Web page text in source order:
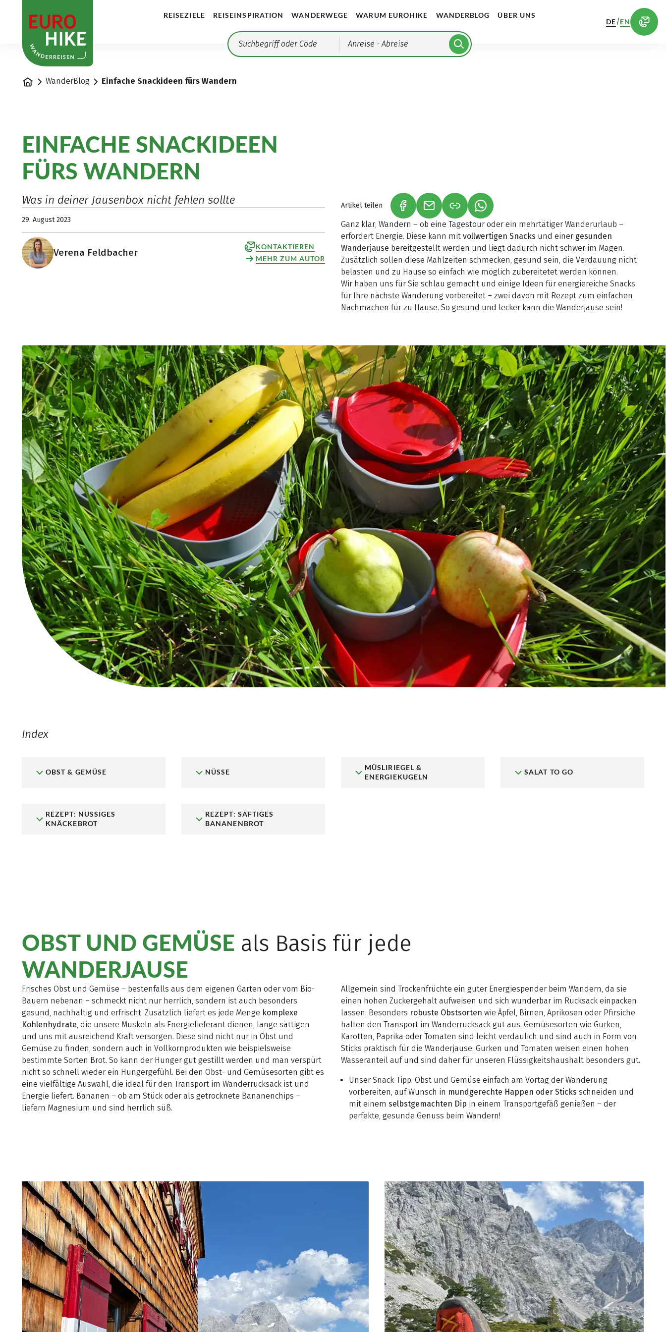
REISEZIELE REISEINSPIRATION WANDERWEGE WARUM EUROHIKE WANDERBLOG ÜBER UNS
Anreise - Abreise
DE/EN
StartseiteWanderBlog Einfache Snackideen fürs Wandern
EINFACHE SNACKIDEEN
FÜRS WANDERN
Was in deiner Jausenbox nicht fehlen sollte
29. August 2023
Verena Feldbacher
KONTAKTIEREN
MEHR ZUM AUTOR
Artikel teilen (LINK ÖFFNET IN NEUEM TAB)
(LINK ÖFFNET IN NEUEM TAB)
(LINK ÖFFNET IN NEUEM TAB)
Ganz klar, Wandern – ob eine Tagestour oder ein mehrtätiger Wanderurlaub –
erfordert Energie. Diese kann mit vollwertigen Snacks und einer gesunden
Wanderjause bereitgestellt werden und liegt dadurch nicht schwer im Magen.
Zusätzlich sollen diese Mahlzeiten schmecken, gesund sein, die Verdauung nicht
belasten und zu Hause so einfach wie möglich zubereitetet werden können.
Wir haben uns für Sie schlau gemacht und einige Ideen für energiereiche Snacks
für Ihre nächste Wanderung vorbereitet – zwei davon mit Rezept zum einfachen
Nachmachen für zu Hause. So gesund und lecker kann die Wanderjause sein!
Index
OBST & GEMÜSE NÜSSE
MÜSLIRIEGEL &
ENERGIEKUGELN
SALAT TO GO
REZEPT: NUSSIGES
KNÄCKEBROT
REZEPT: SAFTIGES
BANANENBROT
OBST UND GEMÜSE als Basis für jede
WANDERJAUSE
Frisches Obst und Gemüse – bestenfalls aus dem eigenen Garten oder vom Bio-
Bauern nebenan – schmeckt nicht nur herrlich, sondern ist auch besonders
gesund, nachhaltig und erfrischt. Zusätzlich liefert es jede Menge komplexe
Kohlenhydrate , die unsere Muskeln als Energielieferant dienen, lange sättigen
und uns mit ausreichend Kraft versorgen. Diese sind nicht nur in Obst und
Gemüse zu finden, sondern auch in Vollkornprodukten wie beispielsweise
bestimmte Sorten Brot. So kann der Hunger gut gestillt werden und man verspürt
nicht so schnell wieder ein Hungergefühl. Bei den Obst- und Gemüsesorten gibt es
eine vielfältige Auswahl, die ideal für den Transport im Wanderrucksack ist und
Energie liefert. Bananen – ob am Stück oder als getrocknete Bananenchips –
liefern Magnesium und sind herrlich süß.
Allgemein sind Trockenfrüchte ein guter Energiespender beim Wandern, da sie
einen hohen Zuckergehalt aufweisen und sich wunderbar im Rucksack einpacken
lassen. Besonders robuste Obstsorten wie Äpfel, Birnen, Aprikosen oder Pfirsiche
halten den Transport im Wanderrucksack gut aus. Gemüsesorten wie Gurken,
Karotten, Paprika oder Tomaten sind leicht verdaulich und sind auch in Form von
Sticks praktisch für die Wanderjause. Gurken und Tomaten weisen einen hohen
Wasseranteil auf und sind daher für unseren Flüssigkeitshaushalt besonders gut.
Unser Snack-Tipp: Obst und Gemüse einfach am Vortag der Wanderung
vorbereiten, auf Wunsch in mundgerechte Happen oder Sticks schneiden und
mit einem selbstgemachten Dip in einem Transportgefäß genießen – der
perfekte, gesunde Genuss beim Wandern!